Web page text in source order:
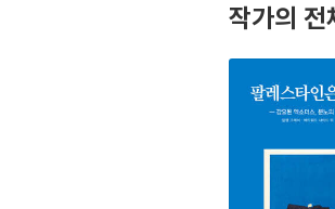
작가의 전